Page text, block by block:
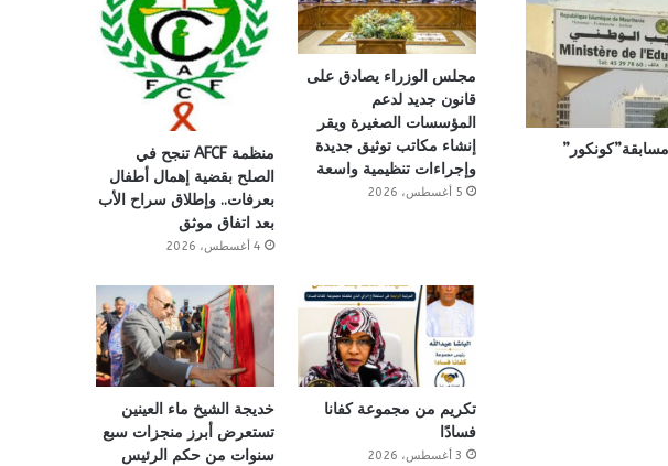
مسابقة”كونكور”
مجلس الوزراء يصادق على
قانون جديد لدعم
المؤسسات الصغيرة ويقر
إنشاء مكاتب توثيق جديدة
وإجراءات تنظيمية واسعة
5 أغسطس، 2026
منظمة AFCF تنجح في
الصلح بقضية إهمال أطفال
بعرفات.. وإطلاق سراح الأب
بعد اتفاق موثق
4 أغسطس، 2026
تكريم من مجموعة كفانا
فسادًا
3 أغسطس، 2026
خديجة الشيخ ماء العينين
تستعرض أبرز منجزات سبع
سنوات من حكم الرئيس